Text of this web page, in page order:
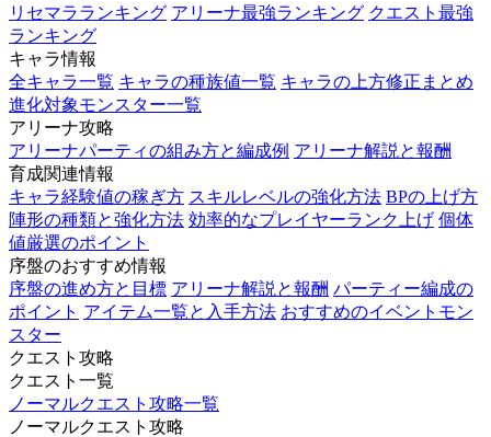
リセマラランキング アリーナ最強ランキング クエスト最強
ランキング
キャラ情報
全キャラ一覧 キャラの種族値一覧 キャラの上方修正まとめ
進化対象モンスター一覧
アリーナ攻略
アリーナパーティの組み方と編成例 アリーナ解説と報酬
育成関連情報
キャラ経験値の稼ぎ方 スキルレベルの強化方法 BPの上げ方
陣形の種類と強化方法 効率的なプレイヤーランク上げ 個体
値厳選のポイント
序盤のおすすめ情報
序盤の進め方と目標 アリーナ解説と報酬 パーティー編成の
ポイント アイテム一覧と入手方法 おすすめのイベントモン
スター
クエスト攻略
クエスト一覧
ノーマルクエスト攻略一覧
ノーマルクエスト攻略